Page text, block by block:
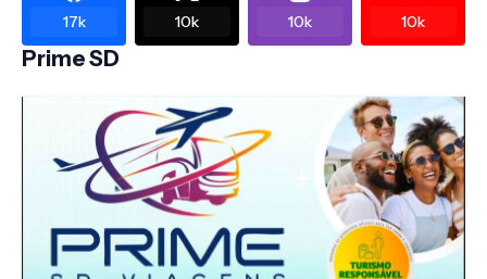
17k 10k 10k 10k
Prime SD